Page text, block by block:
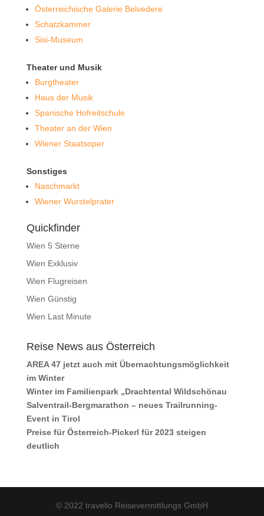
Österreichische Galerie Belvedere
Schatzkammer
Sisi-Museum
Theater und Musik
Burgtheater
Haus der Musik
Spanische Hofreitschule
Theater an der Wien
Wiener Staatsoper
Sonstiges
Naschmarkt
Wiener Wurstelprater
Quickfinder
Wien 5 Sterne
Wien Exklusiv
Wien Flugreisen
Wien Günstig
Wien Last Minute
Reise News aus Österreich
AREA 47 jetzt auch mit Übernachtungsmöglichkeit
im Winter
Winter im Familienpark „Drachtental Wildschönau
Salventrail-Bergmarathon – neues Trailrunning-
Event in Tirol
Preise für Österreich-Pickerl für 2023 steigen
deutlich
© 2022 travelio Reisevermittlungs GmbH